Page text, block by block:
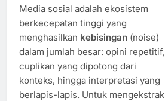
Media sosial adalah ekosistem
berkecepatan tinggi yang
menghasilkan kebisingan (noise)
dalam jumlah besar: opini repetitif,
cuplikan yang dipotong dari
konteks, hingga interpretasi yang
berlapis-lapis. Untuk mengekstrak